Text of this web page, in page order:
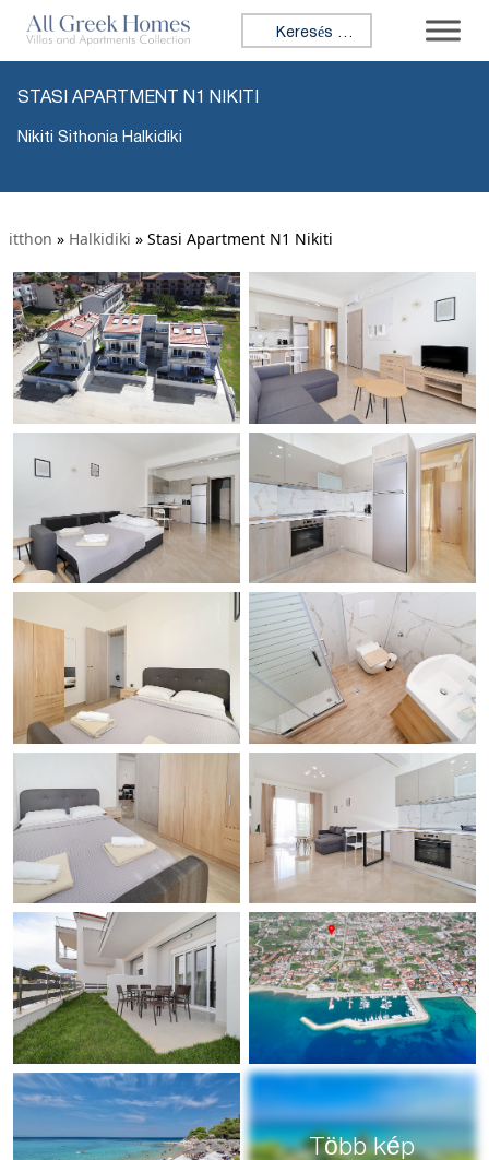
Keresés:
STASI APARTMENT N1 NIKITI
Nikiti Sithonia Halkidiki
itthon » Halkidiki » Stasi Apartment N1 Nikiti
Több kép